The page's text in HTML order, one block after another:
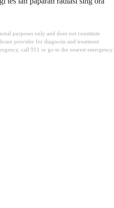
purposes only and does not constitute
provider for diagnosis and treatment
call 911 or go to the nearest emergency